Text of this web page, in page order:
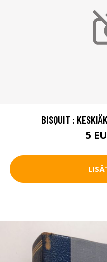
BISQUIT :
5